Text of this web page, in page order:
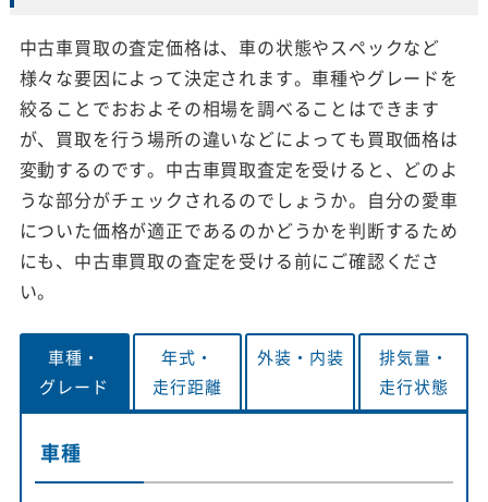
中古車買取の査定価格は、車の状態やスペックなど
様々な要因によって決定されます。車種やグレードを
絞ることでおおよその相場を調べることはできます
が、買取を行う場所の違いなどによっても買取価格は
変動するのです。中古車買取査定を受けると、どのよ
うな部分がチェックされるのでしょうか。自分の愛車
についた価格が適正であるのかどうかを判断するため
にも、中古車買取の査定を受ける前にご確認くださ
い。
車種・
グレード
年式・
走行距離
外装・ 内装
排気量・
走行状態
車種